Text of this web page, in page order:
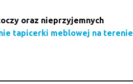
oraz nieprzyjemnych
tapicerki meblowej na terenie